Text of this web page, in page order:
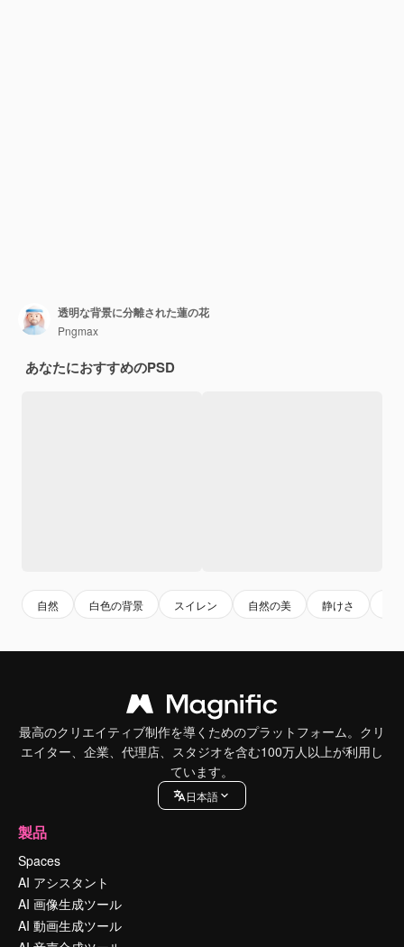
透明な背景に分離された蓮の花
Pngmax
あなたにおすすめのPSD
自然 白色の背景 スイレン 自然の美 静けさ
最高のクリエイティブ制作を導くためのプラットフォーム。クリ
エイター、企業、代理店、スタジオを含む100万人以上が利用し
ています。
日本語
製品
Spaces
AI アシスタント
AI 画像生成ツール
AI 動画生成ツール